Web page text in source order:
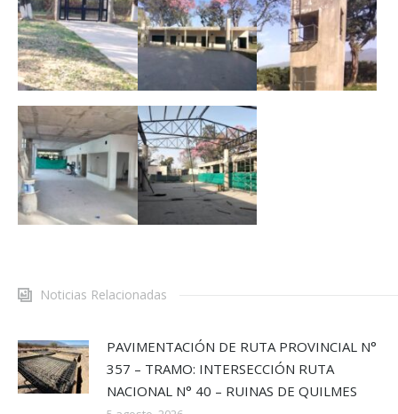
Noticias Relacionadas
PAVIMENTACIÓN DE RUTA PROVINCIAL N°
357 – TRAMO: INTERSECCIÓN RUTA
NACIONAL N° 40 – RUINAS DE QUILMES